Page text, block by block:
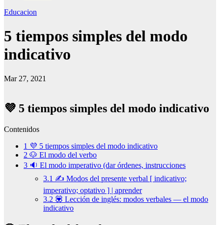
Educacion
5 tiempos simples del modo
indicativo
Mar 27, 2021
💜 5 tiempos simples del modo indicativo
Contenidos
1 💜 5 tiempos simples del modo indicativo
2 🐶 El modo del verbo
3 🔉 El modo imperativo (dar órdenes, instrucciones
3.1 ✍ Modos del presente verbal [ indicativo;
imperativo; optativo ] | aprender
3.2 💟 Lección de inglés: modos verbales — el modo
indicativo